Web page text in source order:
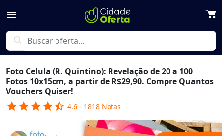
menu
search
Foto Celula (R. Quintino): Revelação de 20 a 100
Fotos 10x15cm, a partir de R$29,90. Compre Quantos
Vouchers Quiser!
starstarstarstarstar_half 4,6 - 1818 Notas